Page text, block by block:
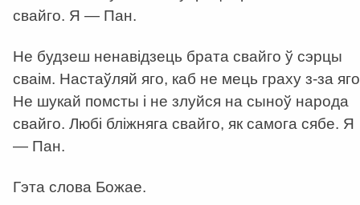
свайго. Я — Пан.
Не будзеш ненавідзець брата свайго ў сэрцы
сваім. Настаўляй яго, каб не мець граху з-за
Не шукай помсты і не злуйся на сыноў народа
свайго. Любі бліжняга свайго, як самога сябе. Я
— Пан.
Гэта слова Божае.